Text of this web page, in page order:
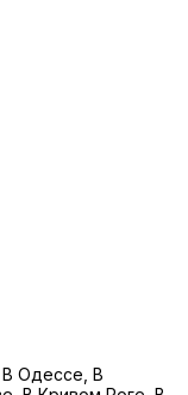
В Одессе, В